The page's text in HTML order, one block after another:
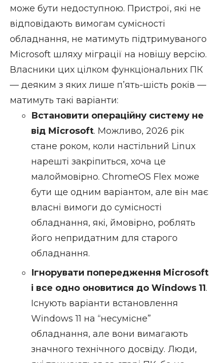
може бути недоступною. Пристрої, які не
відповідають вимогам сумісності
обладнання, не матимуть підтримуваного
Microsoft шляху міграції на новішу версію.
Власники цих цілком функціональних ПК
— деяким з яких лише п’ять-шість років —
матимуть такі варіанти:
Встановити операційну систему не
від Microsoft. Можливо, 2026 рік
стане роком, коли настільний Linux
нарешті закріпиться, хоча це
малоймовірно. ChromeOS Flex може
бути ще одним варіантом, але він має
власні вимоги до сумісності
обладнання, які, ймовірно, роблять
його непридатним для старого
обладнання.
Ігнорувати попередження Microsoft
і все одно оновитися до Windows 11.
Існують варіанти встановлення
Windows 11 на “несумісне”
обладнання, але вони вимагають
значного технічного досвіду. Люди,